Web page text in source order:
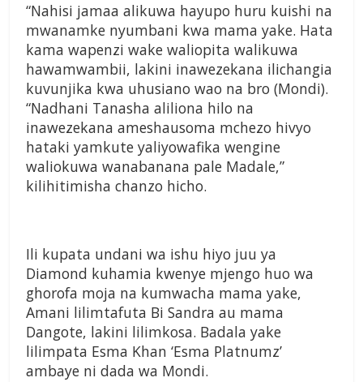
“Nahisi jamaa alikuwa hayupo huru kuishi na
mwanamke nyumbani kwa mama yake. Hata
kama wapenzi wake waliopita walikuwa
hawamwambii, lakini inawezekana ilichangia
kuvunjika kwa uhusiano wao na bro (Mondi).
“Nadhani Tanasha aliliona hilo na
inawezekana ameshausoma mchezo hivyo
hataki yamkute yaliyowafika wengine
waliokuwa wanabanana pale Madale,”
kilihitimisha chanzo hicho.
Ili kupata undani wa ishu hiyo juu ya
Diamond kuhamia kwenye mjengo huo wa
ghorofa moja na kumwacha mama yake,
Amani lilimtafuta Bi Sandra au mama
Dangote, lakini lilimkosa. Badala yake
lilimpata Esma Khan ‘Esma Platnumz’
ambaye ni dada wa Mondi.